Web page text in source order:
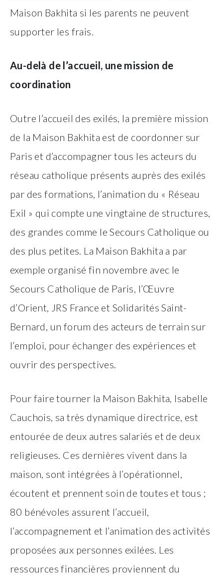
Maison Bakhita si les parents ne peuvent
supporter les frais.
Au-delà de l’accueil, une mission de
coordination
Outre l’accueil des exilés, la première mission
de la Maison Bakhita est de coordonner sur
Paris et d’accompagner tous les acteurs du
réseau catholique présents auprès des exilés
par des formations, l’animation du « Réseau
Exil » qui compte une vingtaine de structures,
des grandes comme le Secours Catholique ou
des plus petites. La Maison Bakhita a par
exemple organisé fin novembre avec le
Secours Catholique de Paris, l’Œuvre
d’Orient, JRS France et Solidarités Saint-
Bernard, un forum des acteurs de terrain sur
l’emploi, pour échanger des expériences et
ouvrir des perspectives.
Pour faire tourner la Maison Bakhita, Isabelle
Cauchois, sa très dynamique directrice, est
entourée de deux autres salariés et de deux
religieuses. Ces dernières vivent dans la
maison, sont intégrées à l’opérationnel,
écoutent et prennent soin de toutes et tous ;
80 bénévoles assurent l’accueil,
l’accompagnement et l’animation des activités
proposées aux personnes exilées. Les
ressources financières proviennent du